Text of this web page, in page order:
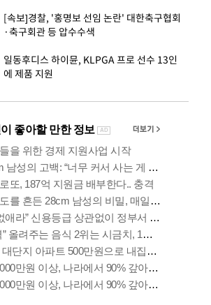
[속보]경찰, '홍명보 선임 논란' 대한축구협회
·축구회관 등 압수수색
일동후디스 하이뮨, KLPGA 프로 선수 13인
에 제품 지원